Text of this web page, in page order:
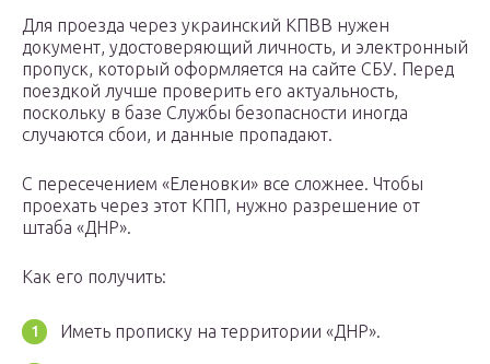
Для проезда через украинский КПВВ нужен
документ, удостоверяющий личность, и электронный
пропуск, который оформляется на сайте СБУ. Перед
поездкой лучше проверить его актуальность,
поскольку в базе Службы безопасности иногда
случаются сбои, и данные пропадают.
С пересечением «Еленовки» все сложнее. Чтобы
проехать через этот КПП, нужно разрешение от
штаба «ДНР».
Как его получить:
Иметь прописку на территории «ДНР».